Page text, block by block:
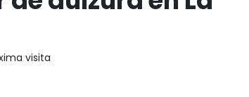
visita